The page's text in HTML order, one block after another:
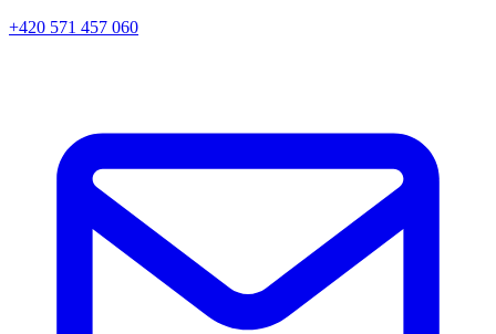
+420 571 457 060